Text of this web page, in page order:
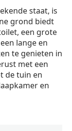
staat, is
grond biedt
een grote
lange en
te genieten in
met een
de tuin en
en